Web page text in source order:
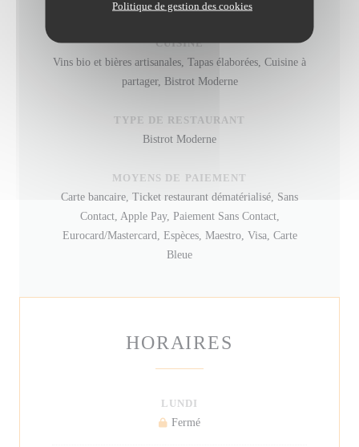
Politique de gestion des cookies
CUISINE
Vins bio et bières artisanales, Tapas élaborées, Cuisine à
partager, Bistrot Moderne
TYPE DE RESTAURANT
Bistrot Moderne
MOYENS DE PAIEMENT
Carte bancaire, Ticket restaurant dématérialisé, Sans
Contact, Apple Pay, Paiement Sans Contact,
Eurocard/Mastercard, Espèces, Maestro, Visa, Carte
Bleue
HORAIRES
LUNDI
Fermé